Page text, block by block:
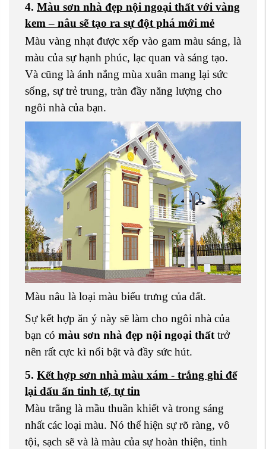
4. Màu sơn nhà đẹp nội ngoại thất với vàng
kem – nâu sẽ tạo ra sự đột phá mới mẻ
Màu vàng nhạt được xếp vào gam màu sáng, là
màu của sự hạnh phúc, lạc quan và sáng tạo.
Và cũng là ánh nắng mùa xuân mang lại sức
sống, sự trẻ trung, tràn đầy năng lượng cho
ngôi nhà của bạn.
Màu nâu là loại màu biểu trưng của đất.
Sự kết hợp ăn ý này sẽ làm cho ngôi nhà của
bạn có màu sơn nhà đẹp nội ngoại thất trở
nên rất cực kì nổi bật và đầy sức hút.
5. Kết hợp sơn nhà màu xám - trắng ghi để
lại dấu ấn tinh tế, tự tin
Màu trắng là mầu thuần khiết và trong sáng
nhất các loại màu. Nó thể hiện sự rõ ràng, vô
tội, sạch sẽ và là màu của sự hoàn thiện, tinh